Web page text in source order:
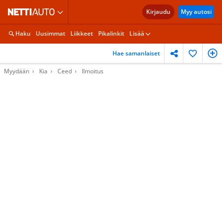
Kirjaudu Myy autosi
Haku Uusimmat Liikkeet Pikalinkit Lisää
Hae samanlaiset
Myydään Kia Ceed Ilmoitus